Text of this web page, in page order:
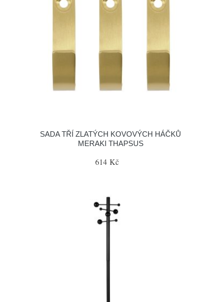
SADA TŘÍ ZLATÝCH KOVOVÝCH HÁČKŮ
MERAKI THAPSUS
614 Kč